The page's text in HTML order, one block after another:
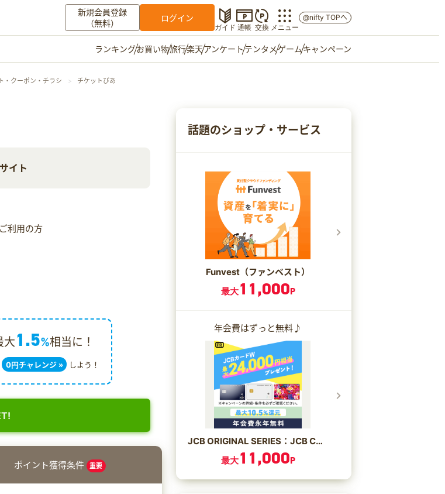
新規会員登録
（無料）
ログイン
ガイド 通帳 交換 メニュー
お知らせ
@nifty TOPへ
ランキングお買い物旅行楽天アンケートテンタメゲームキャンペーン
・クーポン・チラシ チケットぴあ
イト
利用の方
大1.5%相当に！
0円チャレンジ » しよう！
ポイント獲得条件 重要
話題のショップ・サービス
Funvest（ファンベスト）
最大11,000P
年会費はずっと無料♪
JCB ORIGINAL SERIES：JCB CARD W/JCB CARD W plus L
最大11,000P